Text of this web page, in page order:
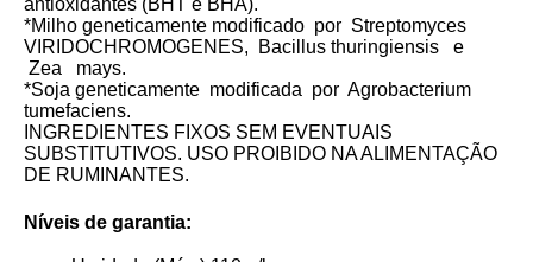
antioxidantes (BHT e BHA).
*Milho geneticamente modificado por Streptomyces
VIRIDOCHROMOGENES, Bacillus thuringiensis e
Zea mays.
*Soja geneticamente modificada por Agrobacterium
tumefaciens.
INGREDIENTES FIXOS SEM EVENTUAIS
SUBSTITUTIVOS. USO PROIBIDO NA ALIMENTAÇÃO
DE RUMINANTES.
Níveis de garantia: